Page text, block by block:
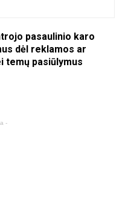
pasaulinio karo
dėl reklamos ar
temų pasiūlymus
-